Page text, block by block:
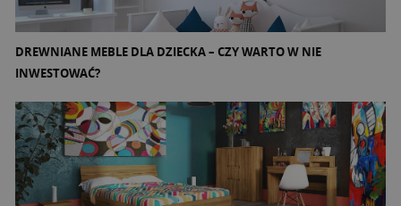
DREWNIANE MEBLE DLA DZIECKA – CZY WARTO W NIE
INWESTOWAĆ?